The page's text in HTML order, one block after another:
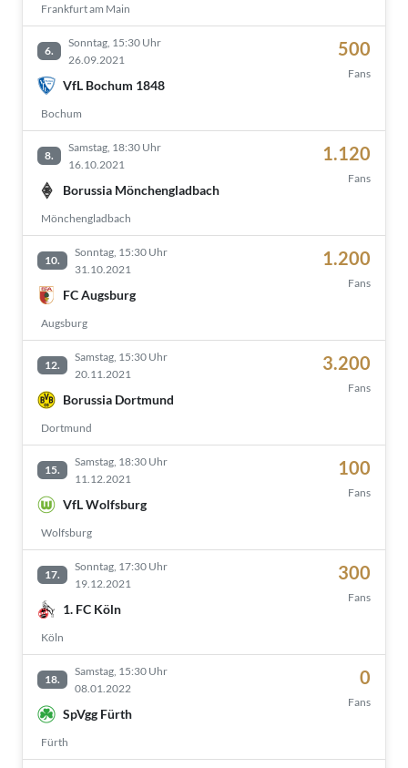
Frankfurt am Main
6.
Sonntag, 15:30 Uhr
26.09.2021
VfL Bochum 1848
Bochum
500
Fans
8.
Samstag, 18:30 Uhr
16.10.2021
Borussia Mönchengladbach
Mönchengladbach
1.120
Fans
10.
Sonntag, 15:30 Uhr
31.10.2021
FC Augsburg
Augsburg
1.200
Fans
12.
Samstag, 15:30 Uhr
20.11.2021
Borussia Dortmund
Dortmund
3.200
Fans
15.
Samstag, 18:30 Uhr
11.12.2021
VfL Wolfsburg
Wolfsburg
100
Fans
17.
Sonntag, 17:30 Uhr
19.12.2021
1. FC Köln
Köln
300
Fans
18.
Samstag, 15:30 Uhr
08.01.2022
SpVgg Fürth
Fürth
0
Fans